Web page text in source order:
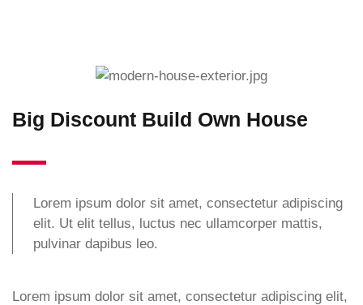
Big Discount Build Own House
Lorem ipsum dolor sit amet, consectetur adipiscing
elit. Ut elit tellus, luctus nec ullamcorper mattis,
pulvinar dapibus leo.
Lorem ipsum dolor sit amet, consectetur adipiscing elit,